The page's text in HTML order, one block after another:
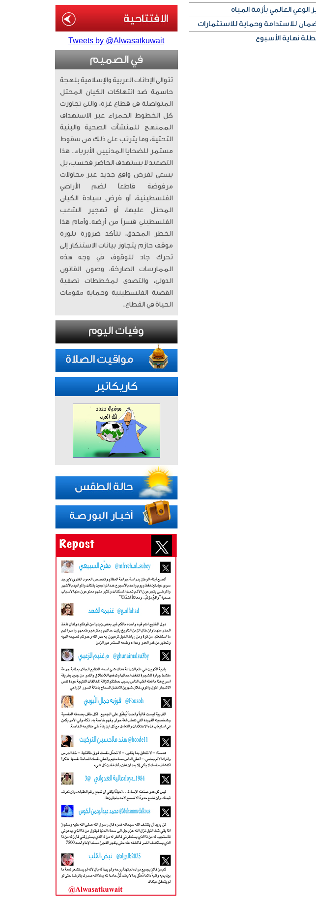
العالمي بأزمة المياه
للاستدامة وحماية للاستثمارات
نهاية الأسبوع
Tweets by @Alwasatkuwait
في الصميم
تتوالى الإدانات العربية والإسلامية بلهجة
حاسمة ضد انتهاكات الكيان المحتل
المتواصلة في قطاع غزة، والتي تجاوزت
كل الخطوط الحمراء عبر الاستهداف
الممنهج للمنشآت الصحية والبنية
التحتية، وما يترتب على ذلك من سقوط
مستمر للضحايا المدنيين الأبرياء. ​ هذا
التصعيد لا يستهدف الحاضر فحسب، بل
يسعى لفرض واقع جديد عبر محاولات
مرفوضة قاطعاً لضم الأراضي
الفلسطينية، أو فرض سيادة الكيان
المحتل عليها، أو تهجير الشعب
الفلسطيني قسراً من أرضه. ​وأمام هذا
الخطر المحدق، تتأكد ضرورة بلورة
موقف حازم يتجاوز بيانات الاستنكار إلى
تحرك جاد للوقوف في وجه هذه
الممارسات الصارخة، وصون القانون
الدولي، والتصدي لمخططات تصفية
القضية الفلسطينية وحماية مقومات
الحياة في القطاع.
كاريكاتير